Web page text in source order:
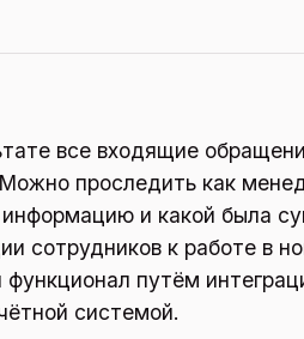
все входящие
проследить как
информацию и какой была
сотрудников к работе в
функционал путём
системой.